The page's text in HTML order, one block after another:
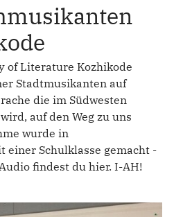
of Literature Kozhikode
Stadtmusikanten auf
die im Südwesten
auf den Weg zu uns
wurde in
einer Schulklasse gemacht -
findest du hier. I-AH!